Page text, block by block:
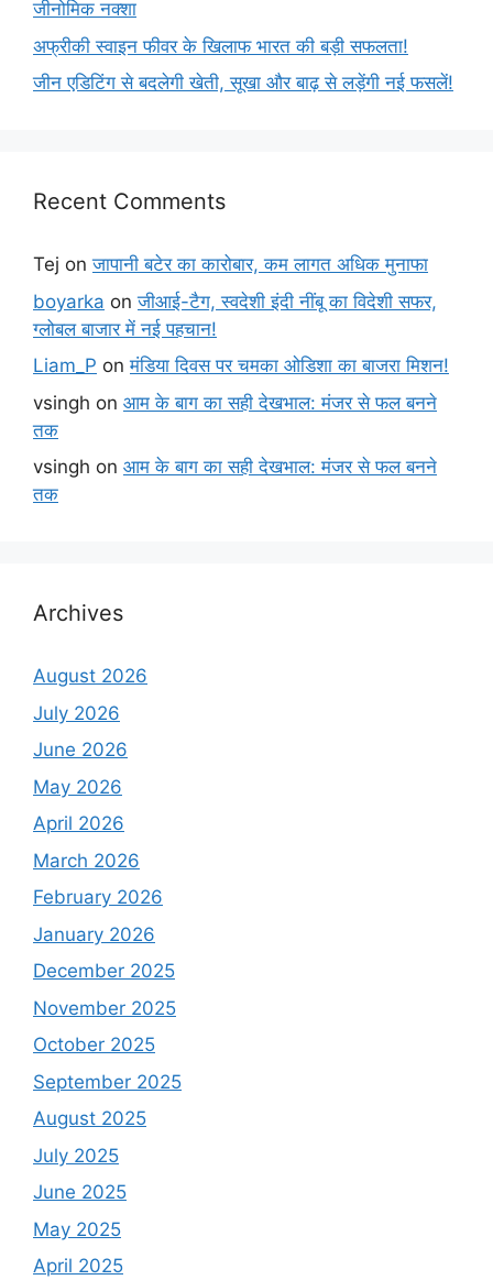
जीनोमिक नक्शा
अफ्रीकी स्वाइन फीवर के खिलाफ भारत की बड़ी सफलता!
जीन एडिटिंग से बदलेगी खेती, सूखा और बाढ़ से लड़ेंगी नई फसलें!
Recent Comments
Tej onजापानी बटेर का कारोबार, कम लागत अधिक मुनाफा
boyarka onजीआई-टैग, स्वदेशी इंदी नींबू का विदेशी सफर,
ग्लोबल बाजार में नई पहचान!
Liam_P onमंडिया दिवस पर चमका ओडिशा का बाजरा मिशन!
vsingh on आम के बाग का सही देखभाल: मंजर से फल बनने
तक
vsingh on आम के बाग का सही देखभाल: मंजर से फल बनने
तक
Archives
August 2026
July 2026
June 2026
May 2026
April 2026
March 2026
February 2026
January 2026
December 2025
November 2025
October 2025
September 2025
August 2025
July 2025
June 2025
May 2025
April 2025